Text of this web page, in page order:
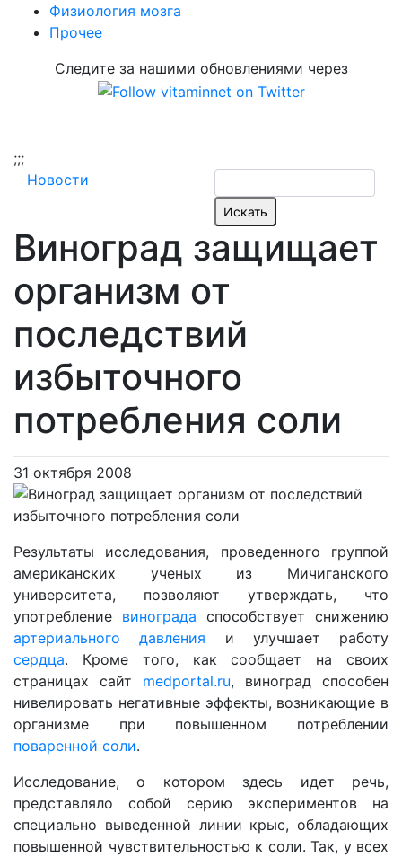
Физиология мозга
Прочее
Следите за нашими обновлениями через
;;;
Новости
Виноград защищает
организм от
последствий
избыточного
потребления соли
31 октября 2008
Результаты исследования, проведенного группой
американских ученых из Мичиганского
университета, позволяют утверждать, что
употребление винограда способствует снижению
артериального давления и улучшает работу
сердца. Кроме того, как сообщает на своих
страницах сайт medportal.ru, виноград способен
нивелировать негативные эффекты, возникающие в
организме при повышенном потреблении
поваренной соли.
Исследование, о котором здесь идет речь,
представляло собой серию экспериментов на
специально выведенной линии крыс, обладающих
повышенной чувствительностью к соли. Так, у всех